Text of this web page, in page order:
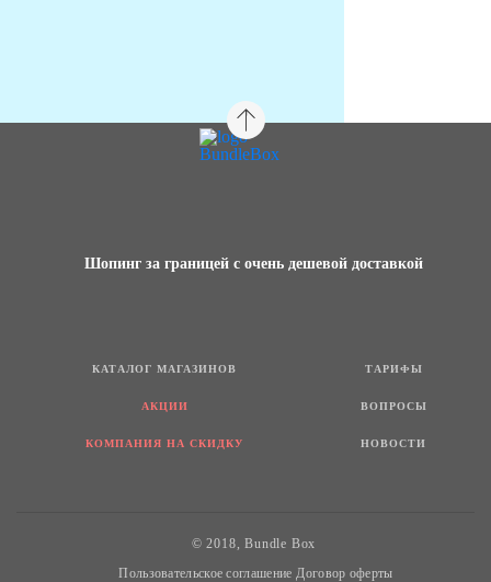
Шопинг за границей с очень дешевой доставкой
КАТАЛОГ МАГАЗИНОВ
АКЦИИ
КОМПАНИЯ НА СКИДКУ
ТАРИФЫ
ВОПРОСЫ
НОВОСТИ
© 2018, Bundle Box
Пользовательское соглашение Договор оферты